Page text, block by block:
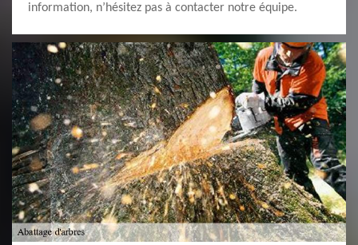
information, n’hésitez pas à contacter notre équipe.